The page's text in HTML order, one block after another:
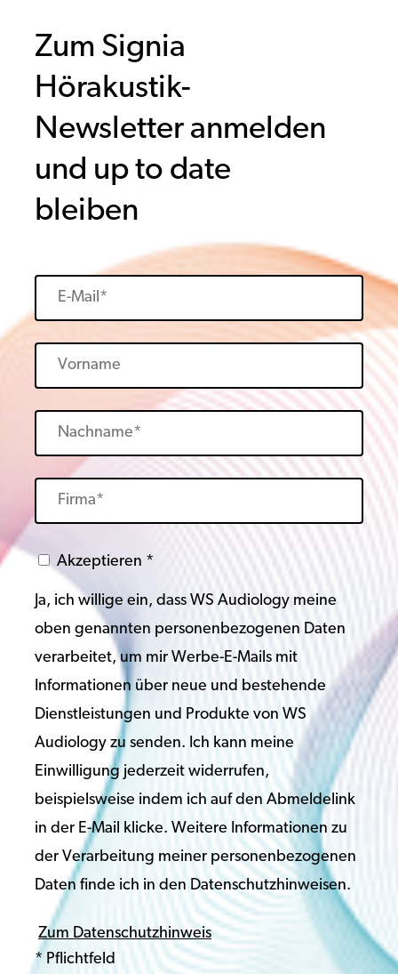
Zum Signia
Hörakustik-
Newsletter anmelden
und up to date
bleiben
Akzeptieren *
Ja, ich willige ein, dass WS Audiology meine
oben genannten personenbezogenen Daten
verarbeitet, um mir Werbe-E-Mails mit
Informationen über neue und bestehende
Dienstleistungen und Produkte von WS
Audiology zu senden. Ich kann meine
Einwilligung jederzeit widerrufen,
beispielsweise indem ich auf den Abmeldelink
in der E-Mail klicke. Weitere Informationen zu
der Verarbeitung meiner personenbezogenen
Daten finde ich in den Datenschutzhinweisen.
Zum Datenschutzhinweis
* Pflichtfeld